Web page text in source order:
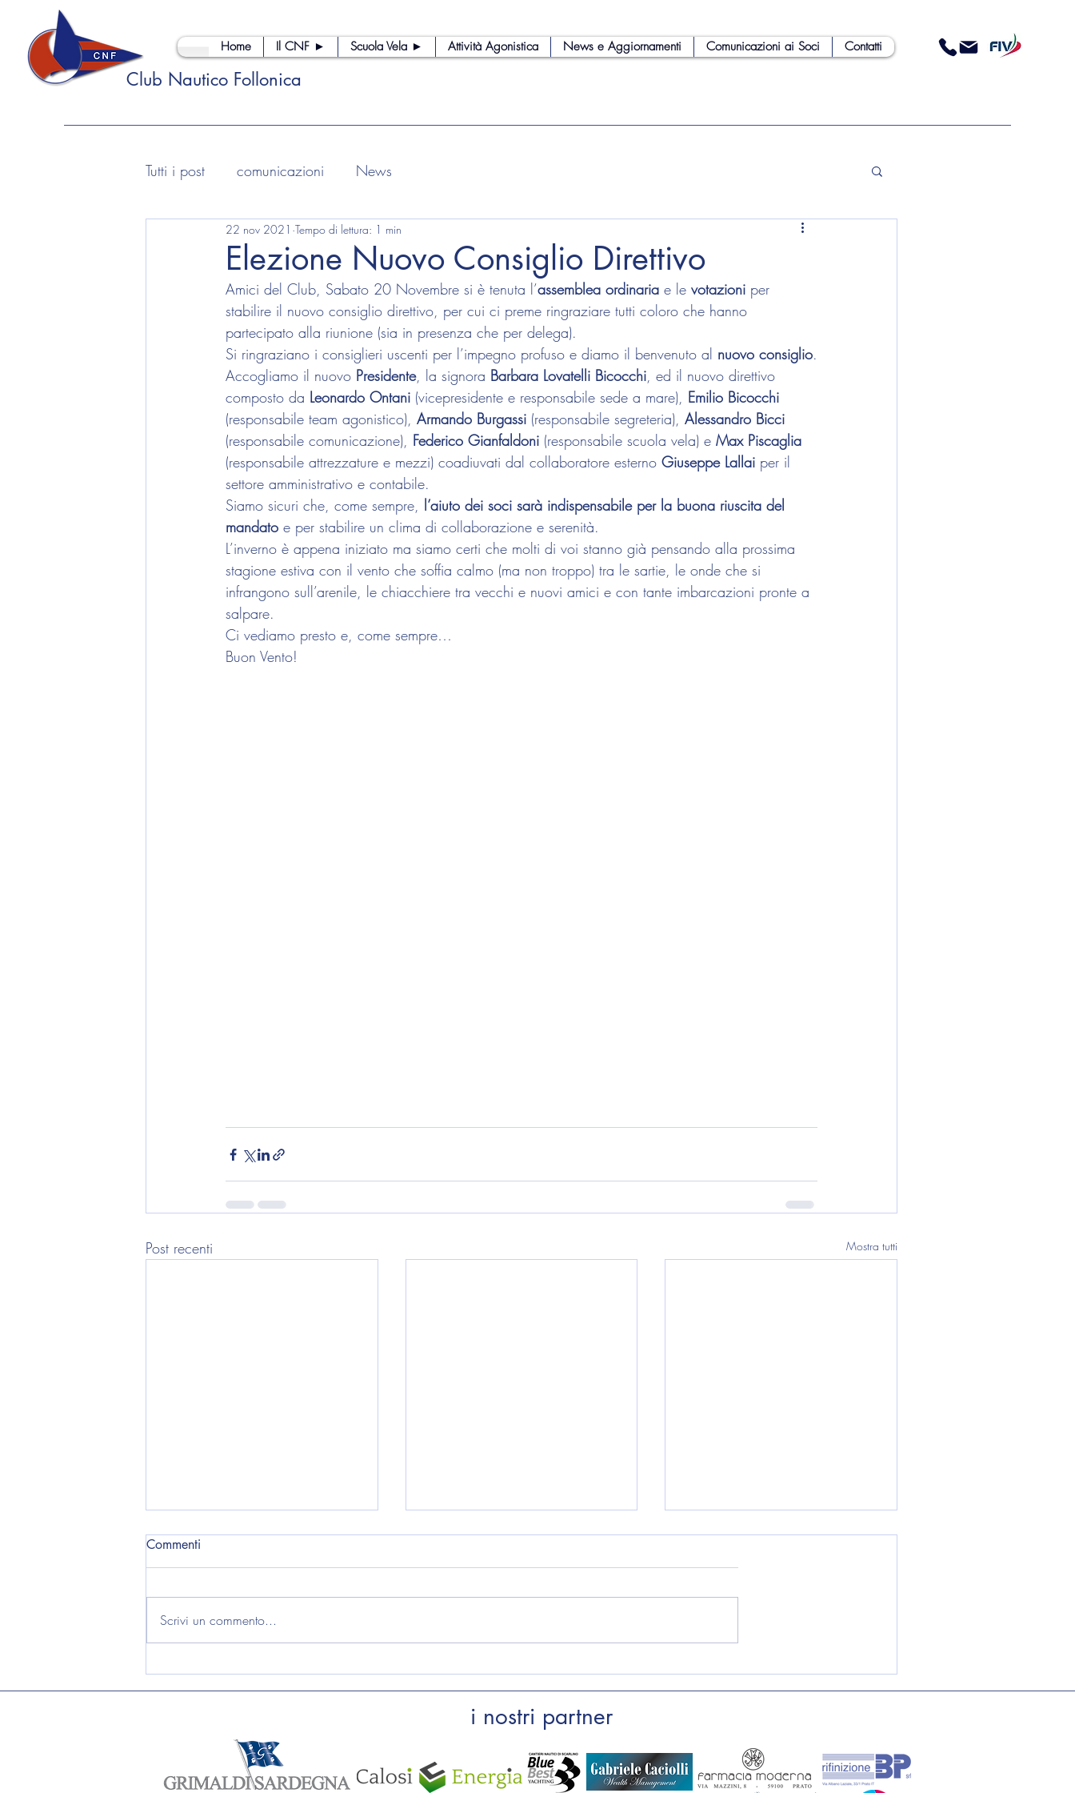
Club Nautico Follonica
Home Il CNF ► Scuola Vela ► Attività Agonistica News e Aggiornamenti Comunicazioni ai Soci Contatti
Tutti i post comunicazioni News
Elezione Nuovo Consiglio Direttivo
22 nov 2021 Tempo di lettura: 1 min
Amici del Club, Sabato 20 Novembre si è tenuta l’assemblea ordinaria e le votazioni per
stabilire il nuovo consiglio direttivo, per cui ci preme ringraziare tutti coloro che hanno
partecipato alla riunione (sia in presenza che per delega).
Si ringraziano i consiglieri uscenti per l’impegno profuso e diamo il benvenuto al nuovo consiglio.
Accogliamo il nuovo Presidente, la signora Barbara Lovatelli Bicocchi, ed il nuovo direttivo
composto da Leonardo Ontani (vicepresidente e responsabile sede a mare), Emilio Bicocchi
(responsabile team agonistico), Armando Burgassi (responsabile segreteria), Alessandro Bicci
(responsabile comunicazione), Federico Gianfaldoni (responsabile scuola vela) e Max Piscaglia
(responsabile attrezzature e mezzi) coadiuvati dal collaboratore esterno Giuseppe Lallai per il
settore amministrativo e contabile.
Siamo sicuri che, come sempre, l’aiuto dei soci sarà indispensabile per la buona riuscita del
mandato e per stabilire un clima di collaborazione e serenità.
L’inverno è appena iniziato ma siamo certi che molti di voi stanno già pensando alla prossima
stagione estiva con il vento che soffia calmo (ma non troppo) tra le sartie, le onde che si
infrangono sull’arenile, le chiacchiere tra vecchi e nuovi amici e con tante imbarcazioni pronte a
salpare.
Ci vediamo presto e, come sempre…
Buon Vento!
Post recenti Mostra tutti
soci
Estate 2024
Commenti
Scrivi un commento...
i nostri partner